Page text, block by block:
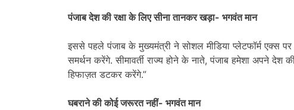
पंजाब देश की रक्षा के लिए सीना तानकर खड़ा- भगवंत मान
इससे पहले पंजाब के मुख्यमंत्री ने सोशल मीडिया प्लेटफॉर्म एक्स
समर्थन करेंगे. सीमावर्ती राज्य होने के नाते, पंजाब हमेशा अपने देश
हिफाज़त डटकर करेंगे.”
घबराने की कोई जरूरत नहीं- भगवंत मान